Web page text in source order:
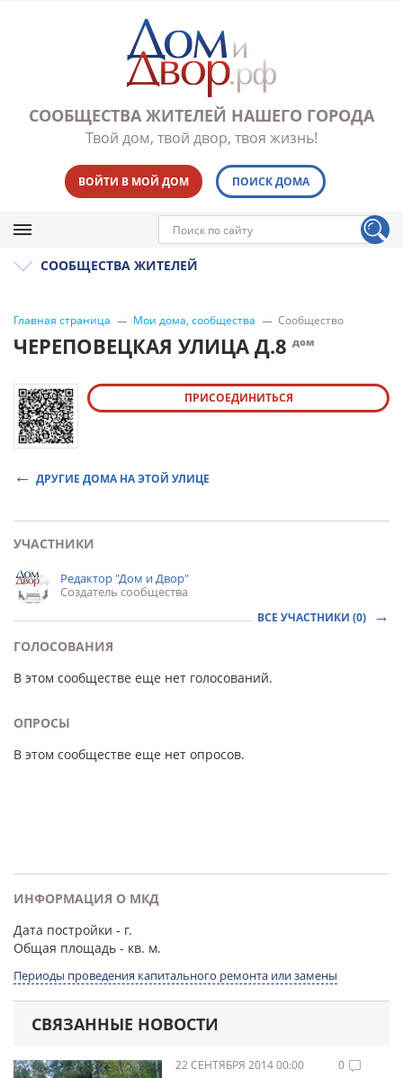
СООБЩЕСТВА ЖИТЕЛЕЙ НАШЕГО ГОРОДА
Твой дом, твой двор, твоя жизнь!
ВОЙТИ В МОЙ ДОМ ПОИСК ДОМА
СООБЩЕСТВА ЖИТЕЛЕЙ
Главная страница Мои дома, сообщества Сообщество
ЧЕРЕПОВЕЦКАЯ УЛИЦА Д.8 дом
ПРИСОЕДИНИТЬСЯ
ДРУГИЕ ДОМА НА ЭТОЙ УЛИЦЕ
УЧАСТНИКИ
Редактор "Дом и Двор"
Создатель сообщества
ВСЕ УЧАСТНИКИ (0)
ГОЛОСОВАНИЯ
В этом сообществе еще нет голосований.
ОПРОСЫ
В этом сообществе еще нет опросов.
ИНФОРМАЦИЯ О МКД
Дата постройки - г.
Общая площадь - кв. м.
Периоды проведения капитального ремонта или замены
СВЯЗАННЫЕ НОВОСТИ
22 СЕНТЯБРЯ 2014 00:00 0